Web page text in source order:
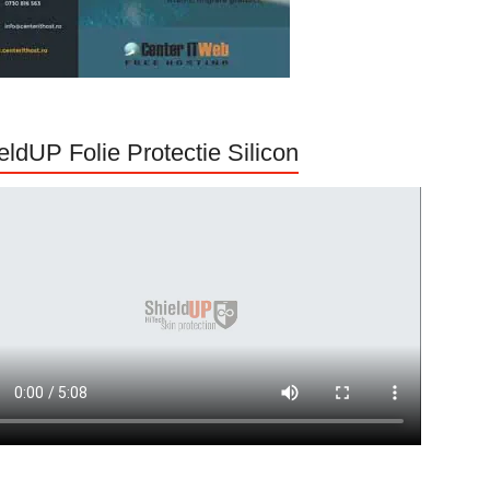
Folie Protectie Silicon